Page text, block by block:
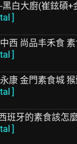
白大廚(崔鉉碩+
]
西 尚品丰禾食
]
康 金門素食城
]
班牙的素食該怎
]